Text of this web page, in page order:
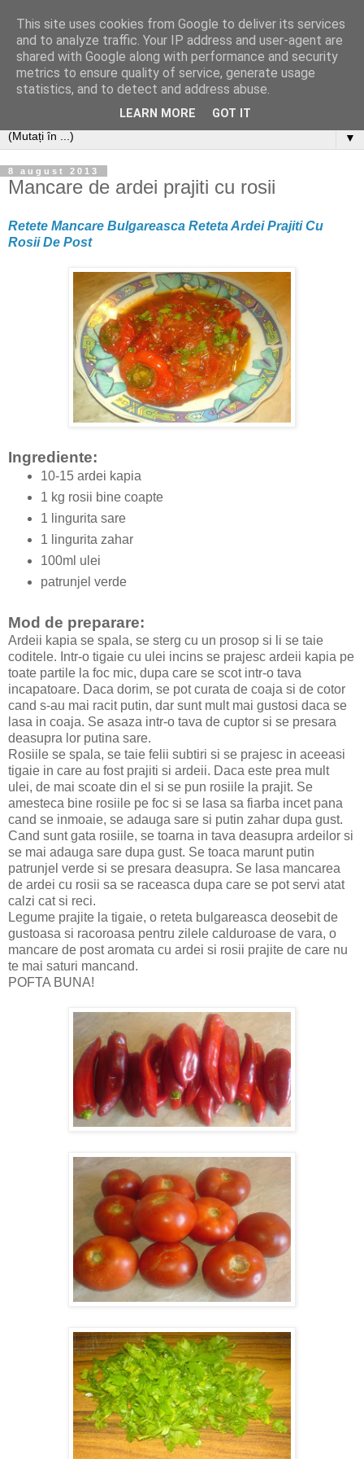
▼
8 august 2013
Mancare de ardei prajiti cu rosii
Retete Mancare Bulgareasca Reteta Ardei Prajiti Cu
Rosii De Post
Ingrediente:
10-15 ardei kapia
1 kg rosii bine coapte
1 lingurita sare
1 lingurita zahar
100ml ulei
patrunjel verde
Mod de preparare:
Ardeii kapia se spala, se sterg cu un prosop si li se taie
coditele. Intr-o tigaie cu ulei incins se prajesc ardeii kapia pe
toate partile la foc mic, dupa care se scot intr-o tava
incapatoare. Daca dorim, se pot curata de coaja si de cotor
cand s-au mai racit putin, dar sunt mult mai gustosi daca se
lasa in coaja. Se asaza intr-o tava de cuptor si se presara
deasupra lor putina sare.
Rosiile se spala, se taie felii subtiri si se prajesc in aceeasi
tigaie in care au fost prajiti si ardeii. Daca este prea mult
ulei, de mai scoate din el si se pun rosiile la prajit. Se
amesteca bine rosiile pe foc si se lasa sa fiarba incet pana
cand se inmoaie, se adauga sare si putin zahar dupa gust.
Cand sunt gata rosiile, se toarna in tava deasupra ardeilor si
se mai adauga sare dupa gust. Se toaca marunt putin
patrunjel verde si se presara deasupra. Se lasa mancarea
de ardei cu rosii sa se raceasca dupa care se pot servi atat
calzi cat si reci.
Legume prajite la tigaie, o reteta bulgareasca deosebit de
gustoasa si racoroasa pentru zilele calduroase de vara, o
mancare de post aromata cu ardei si rosii prajite de care nu
te mai saturi mancand.
POFTA BUNA!
This site uses cookies from Google to deliver its services
and to analyze traffic. Your IP address and user-agent are
shared with Google along with performance and security
metrics to ensure quality of service, generate usage
statistics, and to detect and address abuse.
LEARN MORE GOT IT